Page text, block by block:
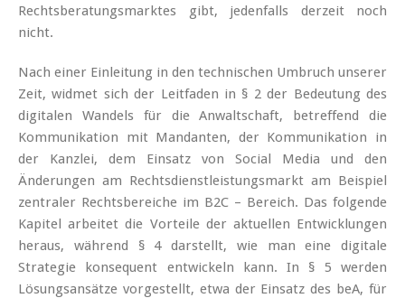
Rechtsberatungsmarktes gibt, jedenfalls derzeit noch
nicht.
Nach einer Einleitung in den technischen Umbruch unserer
Zeit, widmet sich der Leitfaden in § 2 der Bedeutung des
digitalen Wandels für die Anwaltschaft, betreffend die
Kommunikation mit Mandanten, der Kommunikation in
der Kanzlei, dem Einsatz von Social Media und den
Änderungen am Rechtsdienstleistungsmarkt am Beispiel
zentraler Rechtsbereiche im B2C – Bereich. Das folgende
Kapitel arbeitet die Vorteile der aktuellen Entwicklungen
heraus, während § 4 darstellt, wie man eine digitale
Strategie konsequent entwickeln kann. In § 5 werden
Lösungsansätze vorgestellt, etwa der Einsatz des beA, für